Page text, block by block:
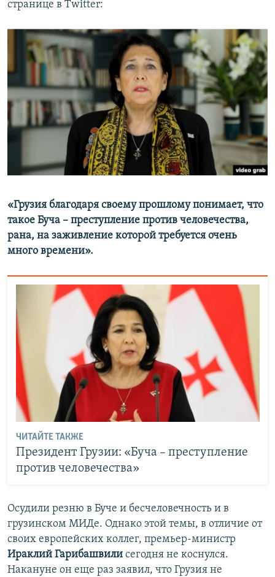
странице в Twitter:
«Грузия благодаря своему прошлому понимает, что
такое Буча – преступление против человечества,
рана, на заживление которой требуется очень
много времени».
ЧИТАЙТЕ ТАКЖЕ
Президент Грузии: «Буча – преступление
против человечества»
Осудили резню в Буче и бесчеловечность и в
грузинском МИДе. Однако этой темы, в отличие от
своих европейских коллег, премьер-министр
Ираклий Гарибашвили сегодня не коснулся.
Накануне он еще раз заявил, что Грузия не